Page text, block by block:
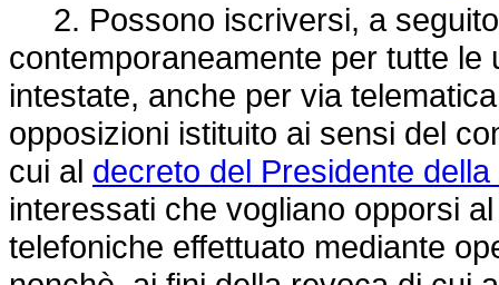
2. Possono iscriversi, a
contemporaneamente per tutte
intestate, anche per via
opposizioni istituito ai sensi del
cui al decreto del Presidente
interessati che vogliano opporsi
telefoniche effettuato mediante